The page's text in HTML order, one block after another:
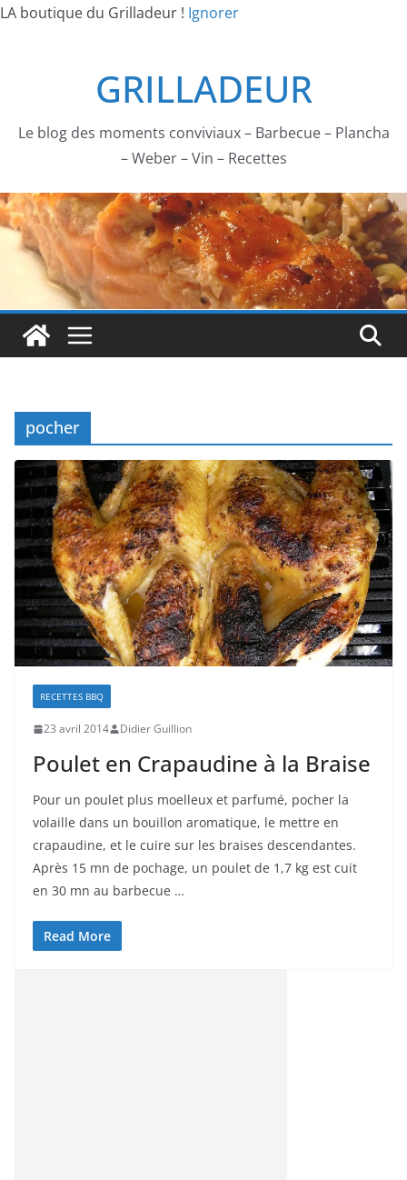
LA boutique du Grilladeur ! Ignorer
GRILLADEUR
Le blog des moments conviviaux – Barbecue – Plancha
– Weber – Vin – Recettes
pocher
RECETTES BBQ
23 avril 2014 Didier Guillion
Poulet en Crapaudine à la Braise
Pour un poulet plus moelleux et parfumé, pocher la
volaille dans un bouillon aromatique, le mettre en
crapaudine, et le cuire sur les braises descendantes.
Après 15 mn de pochage, un poulet de 1,7 kg est cuit
en 30 mn au barbecue …
Read More